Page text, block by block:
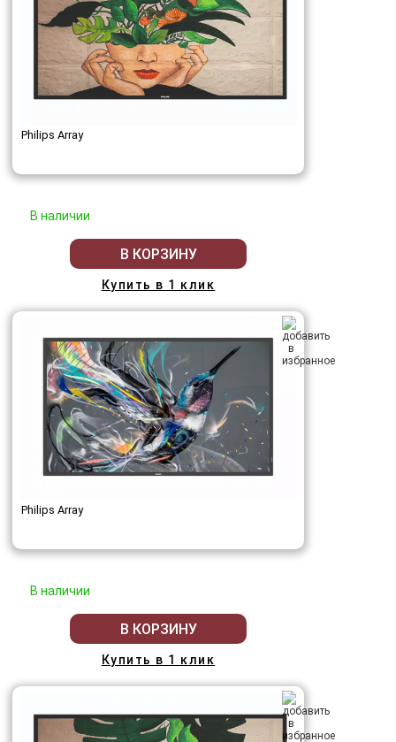
Philips Array
В наличии
В КОРЗИНУ
Купить в 1 клик
Philips Array
В наличии
В КОРЗИНУ
Купить в 1 клик